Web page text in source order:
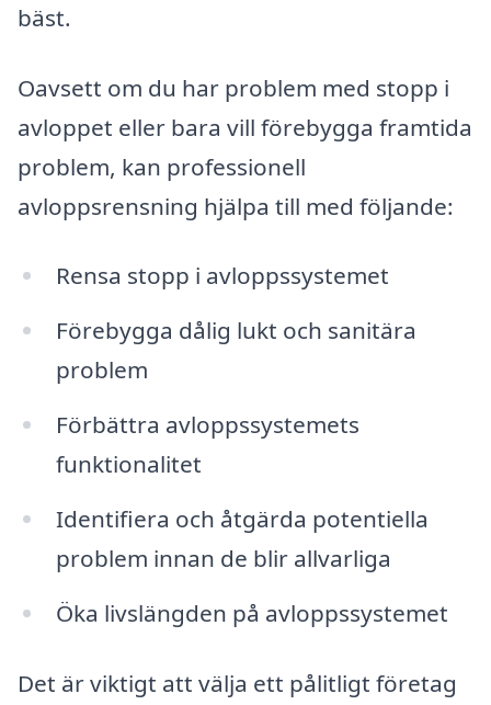
bäst.
Oavsett om du har problem med stopp i
avloppet eller bara vill förebygga framtida
problem, kan professionell
avloppsrensning hjälpa till med följande:
Rensa stopp i avloppssystemet
Förebygga dålig lukt och sanitära
problem
Förbättra avloppssystemets
funktionalitet
Identifiera och åtgärda potentiella
problem innan de blir allvarliga
Öka livslängden på avloppssystemet
Det är viktigt att välja ett pålitligt företag